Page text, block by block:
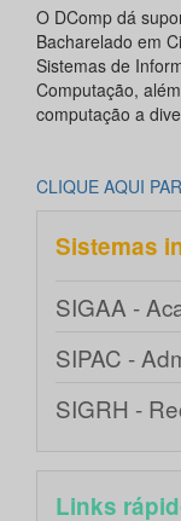
O DComp dá
Bacharelado em
Sistemas de
Computação,
computação a
CLIQUE AQUI
Sistemas
SIGAA -
SIPAC -
SIGRH -
Links